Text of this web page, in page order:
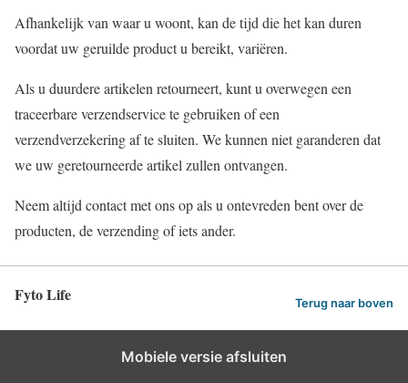
Afhankelijk van waar u woont, kan de tijd die het kan duren
voordat uw geruilde product u bereikt, variëren.
Als u duurdere artikelen retourneert, kunt u overwegen een
traceerbare verzendservice te gebruiken of een
verzendverzekering af te sluiten. We kunnen niet garanderen dat
we uw geretourneerde artikel zullen ontvangen.
Neem altijd contact met ons op als u ontevreden bent over de
producten, de verzending of iets ander.
Fyto Life Terug naar boven
Mobiele versie afsluiten